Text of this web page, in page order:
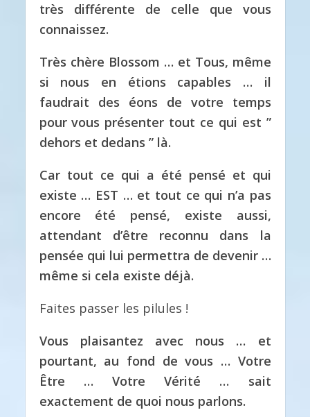
très différente de celle que vous
connaissez.
Très chère Blossom … et Tous, même
si nous en étions capables … il
faudrait des éons de votre temps
pour vous présenter tout ce qui est ”
dehors et dedans ” là.
Car tout ce qui a été pensé et qui
existe … EST … et tout ce qui n’a pas
encore été pensé, existe aussi,
attendant d’être reconnu dans la
pensée qui lui permettra de devenir …
même si cela existe déjà.
Faites passer les pilules !
Vous plaisantez avec nous … et
pourtant, au fond de vous … Votre
Être … Votre Vérité … sait
exactement de quoi nous parlons.